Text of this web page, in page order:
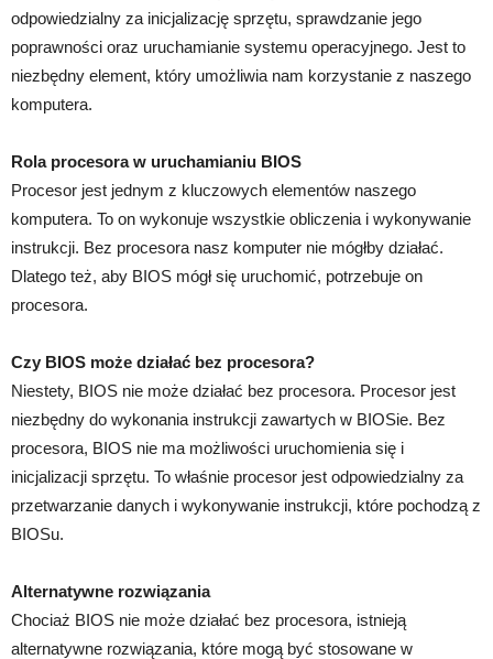
odpowiedzialny za inicjalizację sprzętu, sprawdzanie jego
poprawności oraz uruchamianie systemu operacyjnego. Jest to
niezbędny element, który umożliwia nam korzystanie z naszego
komputera.
Rola procesora w uruchamianiu BIOS
Procesor jest jednym z kluczowych elementów naszego
komputera. To on wykonuje wszystkie obliczenia i wykonywanie
instrukcji. Bez procesora nasz komputer nie mógłby działać.
Dlatego też, aby BIOS mógł się uruchomić, potrzebuje on
procesora.
Czy BIOS może działać bez procesora?
Niestety, BIOS nie może działać bez procesora. Procesor jest
niezbędny do wykonania instrukcji zawartych w BIOSie. Bez
procesora, BIOS nie ma możliwości uruchomienia się i
inicjalizacji sprzętu. To właśnie procesor jest odpowiedzialny za
przetwarzanie danych i wykonywanie instrukcji, które pochodzą z
BIOSu.
Alternatywne rozwiązania
Chociaż BIOS nie może działać bez procesora, istnieją
alternatywne rozwiązania, które mogą być stosowane w